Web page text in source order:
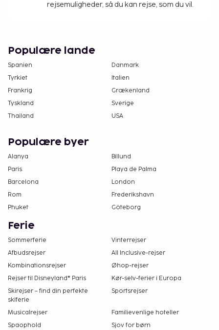
rejsemuligheder, så du kan rejse, som du vil.
Populære lande
Spanien
Danmark
Tyrkiet
Italien
Frankrig
Grækenland
Tyskland
Sverige
Thailand
USA
Populære byer
Alanya
Billund
Paris
Playa de Palma
Barcelona
London
Rom
Frederikshavn
Phuket
Göteborg
Ferie
Sommerferie
Vinterrejser
Afbudsrejser
All Inclusive-rejser
Kombinationsrejser
Øhop-rejser
Rejser til Disneyland® Paris
Kør-selv-ferier i Europa
Skirejser – find din perfekte
skiferie
Sportsrejser
Musicalrejser
Familievenlige hoteller
Spaophold
Sjov for børn